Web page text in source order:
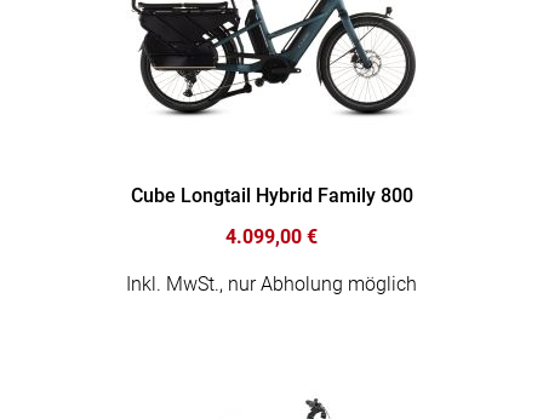
Cube Longtail Hybrid Family 800
4.099,00 €
Inkl. MwSt., nur Abholung möglich